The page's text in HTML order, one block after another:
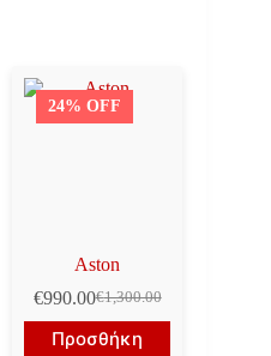
24% OFF
Aston
€1,300.00
Original
price
was:
€990.00Η
τρέχουσα
τιμή
Προσθήκη